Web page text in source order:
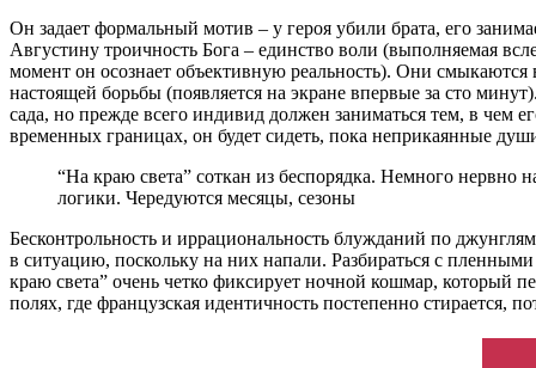
Он задает формальный мотив – у героя убили брата, его
Августину троичность Бога – единство воли (выполняемая
момент он осознает объективную реальность). Они смыкаются
настоящей борьбы (появляется на экране впервые за сто
сада, но прежде всего индивид должен заниматься тем, в чем
временных границах, он будет сидеть, пока неприкаянные
“На краю света” соткан из беспорядка. Немного
логики. Чередуются месяцы, сезоны
Бесконтрольность и иррациональность блужданий по
в ситуацию, поскольку на них напали. Разбираться с
краю света” очень четко фиксирует ночной кошмар, который
полях, где французская идентичность постепенно стирается,